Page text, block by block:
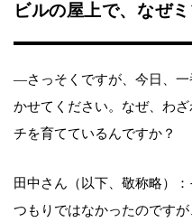
ビルの屋上で、なぜ
―さっそくですが、今日、一
かせてください。なぜ、わ
チを育てているんですか？
田中さん（以下、敬称略）
つもりではなかったのです